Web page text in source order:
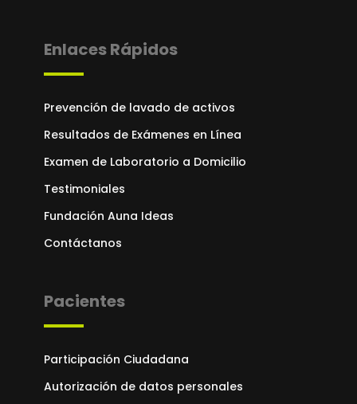
Enlaces Rápidos
Prevención de lavado de activos
Resultados de Exámenes en Línea
Examen de Laboratorio a Domicilio
Testimoniales
Fundación Auna Ideas
Contáctanos
Pacientes
Participación Ciudadana
Autorización de datos personales